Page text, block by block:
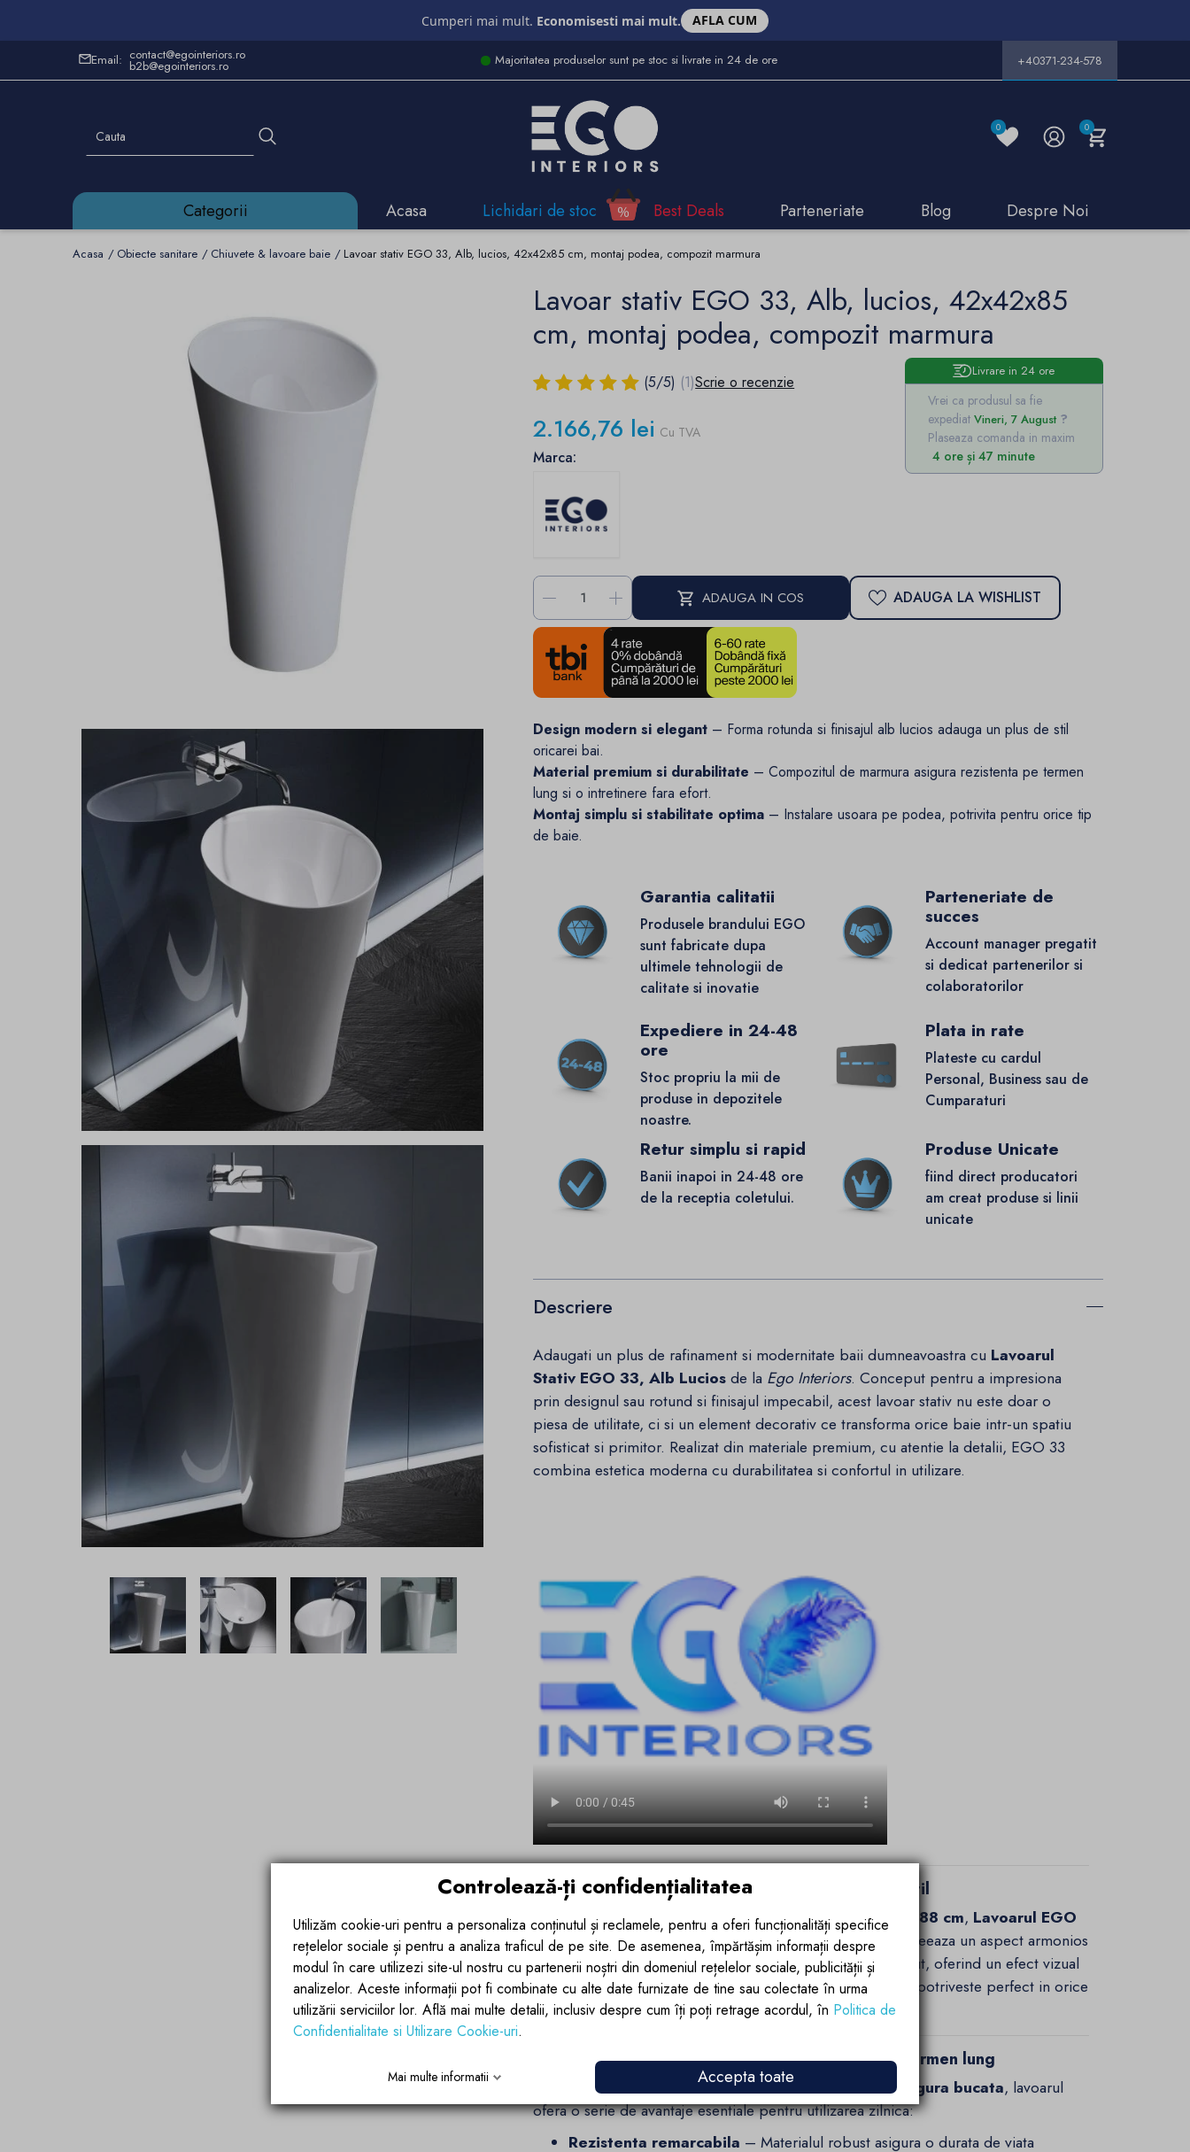
Cumperi mai mult. Economisesti mai mult. AFLA CUM
Email: contact@egointeriors.ro
b2b@egointeriors.ro Majoritatea produselor sunt pe stoc si livrate in 24 de ore +40371-234-578
0 0
Categorii Acasa Lichidari de stoc Best Deals Parteneriate Blog Despre Noi
Acasa Obiecte sanitare Chiuvete & lavoare baie Lavoar stativ EGO 33, Alb, lucios, 42x42x85 cm, montaj podea, compozit marmura
Lavoar stativ EGO 33, Alb, lucios, 42x42x85
cm, montaj podea, compozit marmura
Livrare in 24 ore
Vrei ca produsul sa fie
expediat Vineri, 7 August
Plaseaza comanda in maxim
4 ore și 47 minute
(5/5) (1)Scrie o recenzie
2.166,76 lei Cu TVA
Marca:
- + ADAUGA IN COS ADAUGA LA WISHLIST
Design modern si elegant – Forma rotunda si finisajul alb lucios adauga un plus de stil
oricarei bai.
Material premium si durabilitate – Compozitul de marmura asigura rezistenta pe termen
lung si o intretinere fara efort.
Montaj simplu si stabilitate optima – Instalare usoara pe podea, potrivita pentru orice tip
de baie.
Garantia calitatii
Produsele brandului EGO
sunt fabricate dupa
ultimele tehnologii de
calitate si inovatie
Parteneriate de
succes
Account manager pregatit
si dedicat partenerilor si
colaboratorilor
Expediere in 24-48
ore
Stoc propriu la mii de
produse in depozitele
noastre.
Plata in rate
Plateste cu cardul
Personal, Business sau de
Cumparaturi
Retur simplu si rapid
Banii inapoi in 24-48 ore
de la receptia coletului.
Produse Unicate
fiind direct producatori
am creat produse si linii
unicate
Descriere
Adaugati un plus de rafinament si modernitate baii dumneavoastra cu Lavoarul
Stativ EGO 33, Alb Luciosde la Ego Interiors. Conceput pentru a impresiona
prin designul sau rotund si finisajul impecabil, acest lavoar stativ nu este doar o
piesa de utilitate, ci si un element decorativ ce transforma orice baie intr-un spatiu
sofisticat si primitor. Realizat din materiale premium, cu atentie la detalii, EGO 33
combina estetica moderna cu durabilitatea si confortul in utilizare.
Design modern si finisaj lucios – O declaratie de stil
Cu undiametru superior de 50.5 cmsi o inaltime de 88 cm, Lavoarul EGO
33se remarca prin forma sa rotunda si liniile fluide care creeaza un aspect armonios
si elegant. Finisajulalb luciosreflecta lumina in mod placut, oferind un efect vizual
luminos si curat. Acest design minimalist, dar sofisticat, se potriveste perfect in orice
tip de baie, fie ea moderna, clasica sau contemporana.
Material premium – Rezistenta si durabilitate pe termen lung
Fabricat dincompozit de marmura turnata dintr-o singura bucata, lavoarul
ofera o serie de avantaje esentiale pentru utilizarea zilnica:
Rezistenta remarcabila – Materialul robust asigura o durata de viata
Controlează-ți confidențialitatea
Utilizăm cookie-uri pentru a personaliza conținutul și reclamele, pentru a oferi funcționalități specifice
rețelelor sociale și pentru a analiza traficul de pe site. De asemenea, împărtășim informații despre
modul în care utilizezi site-ul nostru cu partenerii noștri din domeniul rețelelor sociale, publicității și
analizelor. Aceste informații pot fi combinate cu alte date furnizate de tine sau colectate în urma
utilizării serviciilor lor. Află mai multe detalii, inclusiv despre cum îți poți retrage acordul, în Politica de
Confidentialitate si Utilizare Cookie-uri.
Mai multe informatii Accepta toate